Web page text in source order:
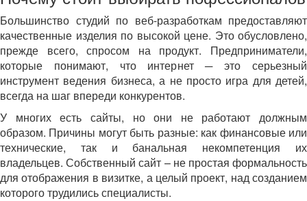
Большинство студий по веб-разработкам предоставляют
качественные изделия по высокой цене. Это обусловлено,
прежде всего, спросом на продукт. Предприниматели,
которые понимают, что интернет ─ это серьезный
инструмент ведения бизнеса, а не просто игра для детей,
всегда на шаг впереди конкурентов.
У многих есть сайты, но они не работают должным
образом. Причины могут быть разные: как финансовые или
технические, так и банальная некомпетенция их
владельцев. Собственный сайт – не простая формальность
для отображения в визитке, а целый проект, над созданием
которого трудились специалисты.